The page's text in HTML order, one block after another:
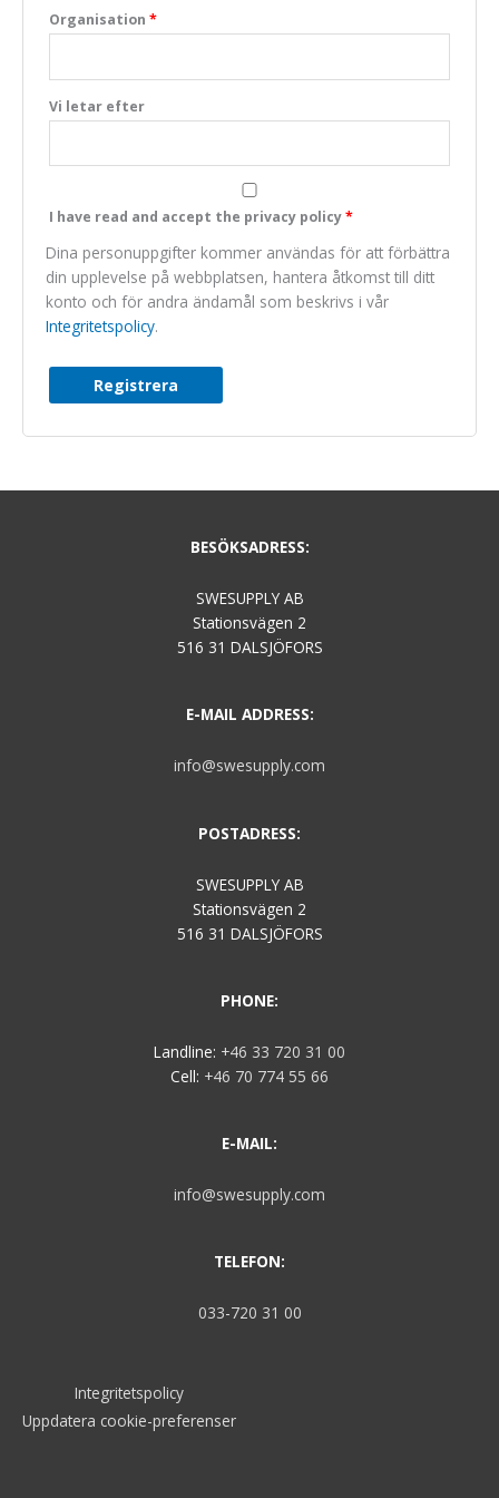
Organisation *
Vi letar efter
I have read and accept the privacy policy*
Dina personuppgifter kommer användas för att förbättra
din upplevelse på webbplatsen, hantera åtkomst till ditt
konto och för andra ändamål som beskrivs i vår
Integritetspolicy.
Registrera
BESÖKSADRESS:
SWESUPPLY AB
Stationsvägen 2
516 31 DALSJÖFORS
E-MAIL ADDRESS:
info@swesupply.com
POSTADRESS:
SWESUPPLY AB
Stationsvägen 2
516 31 DALSJÖFORS
PHONE:
Landline: +46 33 720 31 00
Cell: +46 70 774 55 66
E-MAIL:
info@swesupply.com
TELEFON:
033-720 31 00
Integritetspolicy
Uppdatera cookie-preferenser
Marknadsföring
this one.